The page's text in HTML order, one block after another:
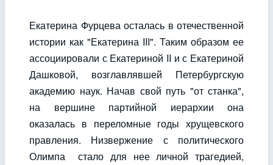
Екатерина Фурцева осталась в отечественной
истории как "Екатерина III". Таким образом ее
ассоциировали с Екатериной II и с Екатериной
Дашковой, возглавлявшей Петербургскую
академию наук. Начав свой путь "от станка",
на вершине партийной иерархии она
оказалась в переломные годы хрущевского
правления. Низвержение с политического
Олимпа стало для нее личной трагедией,